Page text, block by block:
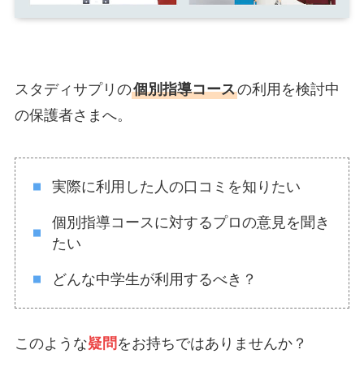
スタディサプリの個別指導コースの利用を検討中
の保護者さまへ。
実際に利用した人の口コミを知りたい
個別指導コースに対するプロの意見を聞き
たい
どんな中学生が利用するべき？
このような疑問 をお持ちではありませんか？